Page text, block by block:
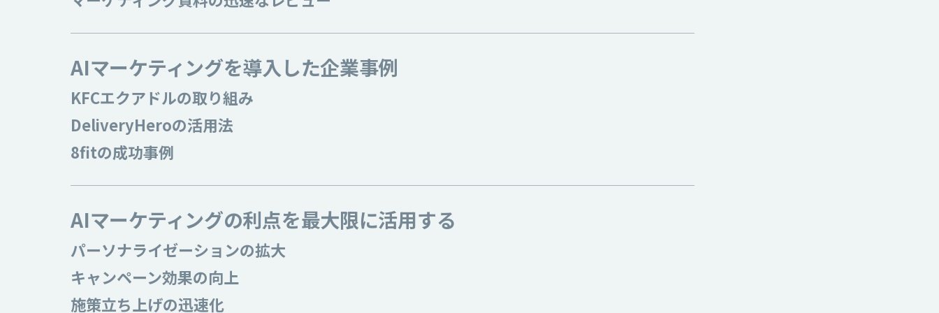
AIマーケティングを導入した企業事例
KFCエクアドルの取り組み
DeliveryHeroの活用法
8fitの成功事例
AIマーケティングの利点を最大限に活用する
パーソナライゼーションの拡大
キャンペーン効果の向上
施策立ち上げの迅速化